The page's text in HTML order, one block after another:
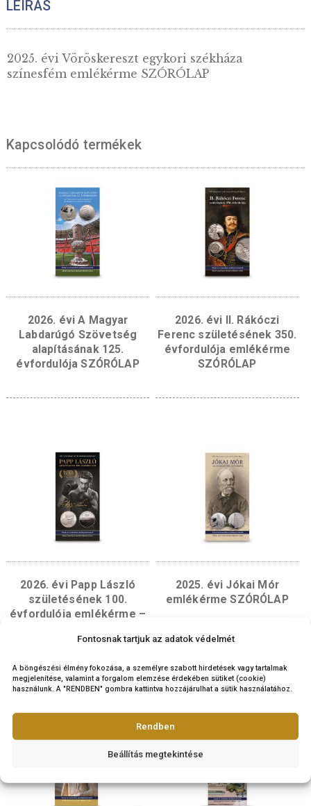
Fontosnak tartjuk az adatok védelmét
2025. évi Vöröskereszt egykori
színesfém emlékérme SZÓRÓLAP
LEÍRÁS
2025. évi Vöröskereszt egykori székháza
színesfém emlékérme SZÓRÓLAP
Kapcsolódó termékek
Labdarúgó Szövetség
alapításának 125.
évfordulója SZÓRÓLAP
Ferenc születésének
évfordulója
SZÓRÓLAP
2026. évi Papp László
születésének 100.
SZÓRÓLAP
2025. évi Jókai
emlékérme